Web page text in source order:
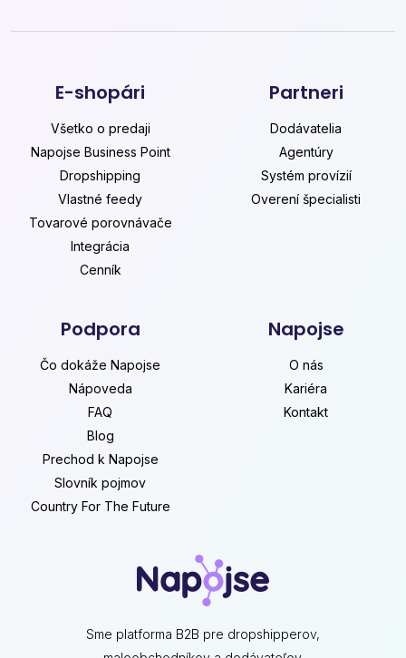
Sme platforma B2B pre dropshipperov,
E-shopári
Všetko o predaji
Napojse Business Point
Dropshipping
Vlastné feedy
Tovarové porovnávače
Integrácia
Cenník
Partneri
Dodávatelia
Agentúry
Systém provízií
Overení špecialisti
Podpora
Čo dokáže Napojse
Nápoveda
FAQ
Blog
Prechod k Napojse
Slovník pojmov
Country For The Future
Napojse
O nás
Kariéra
Kontakt